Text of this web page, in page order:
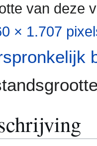
van deze
× 1.707